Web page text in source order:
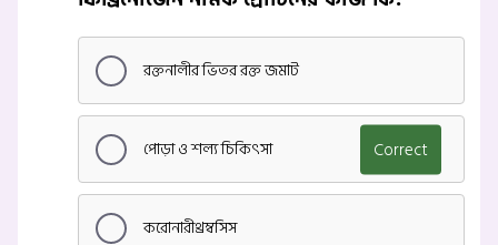
রক্তনালীর ভিতর রক্ত জমাট
পোড়া ও শল্য চিকিৎসা Correct
করোনারীথ্রম্বসিস